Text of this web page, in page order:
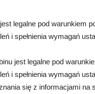
legalne pod warunkiem
i spełnienia wymagań
jest legalne pod
i spełnienia wymagań
się z informacjami na